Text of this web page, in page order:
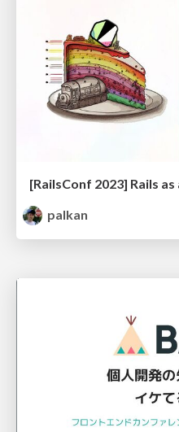
[RailsConf 2023] Rails
palkan